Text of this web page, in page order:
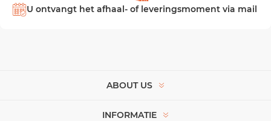
U ontvangt het afhaal- of leveringsmoment via mail
ABOUT US
INFORMATIE